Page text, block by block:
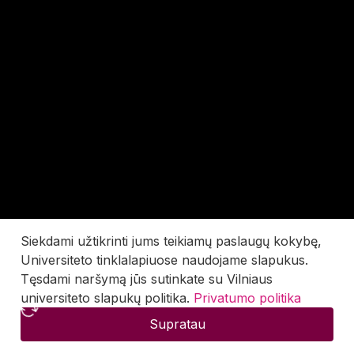
Siekdami užtikrinti jums teikiamų paslaugų kokybę,
Universiteto tinklalapiuose naudojame slapukus.
Tęsdami naršymą jūs sutinkate su Vilniaus
universiteto slapukų politika. Privatumo politika
Supratau